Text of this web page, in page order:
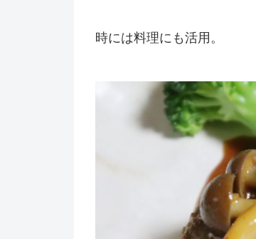
時には料理にも活用。